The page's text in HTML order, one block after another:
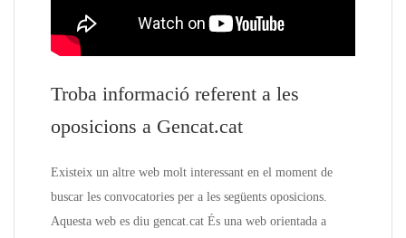
Troba informació referent a les
oposicions a Gencat.cat
Existeix un altre web molt interessant en el moment de
buscar les convocatories per a les següents oposicions.
Aquesta web es diu gencat.cat És una web orientada a